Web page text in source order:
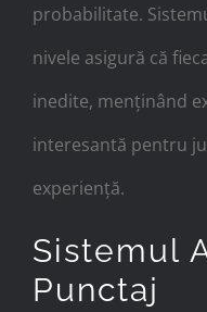
probabilitate.
nivele asigură că
inedite, menținând
interesantă pentru
experiență.
Sistemul
Punctaj